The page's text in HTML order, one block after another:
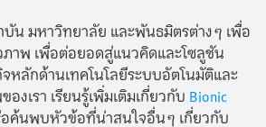
บัน มหาวิทยาลัย และพันธมิตรต่างๆ เพื่อ
าพ เพื่อต่อยอดสู่แนวคิดและโซลูชัน
หลักด้านเทคโนโลยีระบบอัตโนมัติและ
งเรา เรียนรู้เพิ่มเติมเกี่ยวกับ Bionic
ค้นพบหัวข้อที่น่าสนใจอื่นๆ เกี่ยวกับ